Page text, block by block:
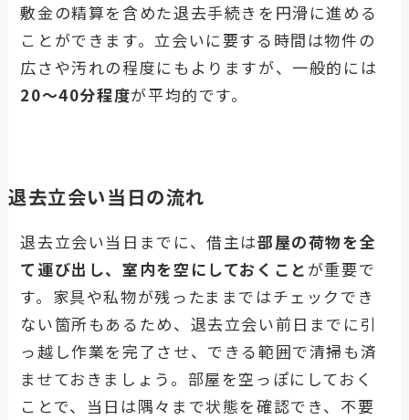
敷金の精算を含めた退去手続きを円滑に進める
ことができます。立会いに要する時間は物件の
広さや汚れの程度にもよりますが、一般的には
20～40分程度が平均的です。
退去立会い当日の流れ
退去立会い当日までに、借主は部屋の荷物を全
て運び出し、室内を空にしておくこと が重要で
す。家具や私物が残ったままではチェックでき
ない箇所もあるため、退去立会い前日までに引
っ越し作業を完了させ、できる範囲で清掃も済
ませておきましょう。部屋を空っぽにしておく
ことで、当日は隅々まで状態を確認でき、不要